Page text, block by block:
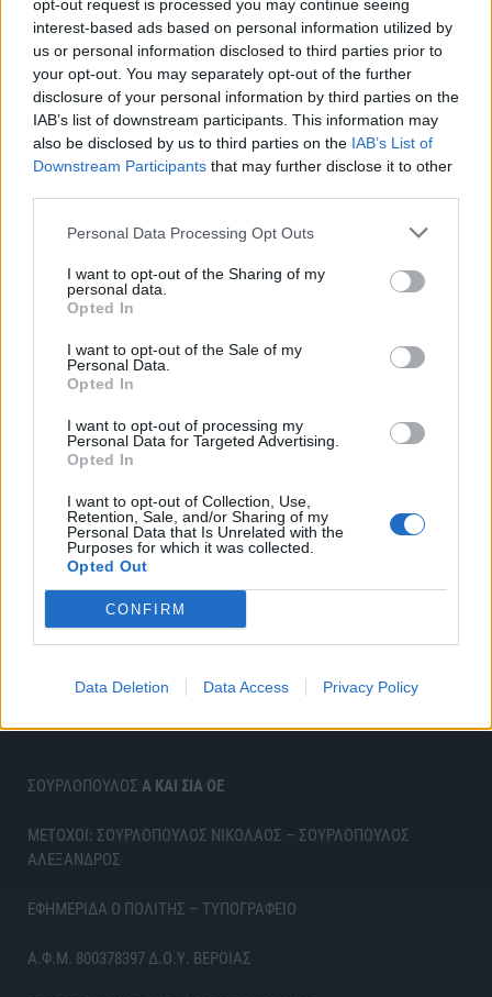
opt-out request is processed you may continue seeing
interest-based ads based on personal information utilized by
us or personal information disclosed to third parties prior to
your opt-out. You may separately opt-out of the further
disclosure of your personal information by third parties on the
IAB’s list of downstream participants. This information may
also be disclosed by us to third parties on the IAB’s List of
Downstream Participants that may further disclose it to other
Personal Data Processing Opt Outs
I want to opt-out of the Sharing of my
personal data.
Opted In
I want to opt-out of the Sale of my
Personal Data.
Opted In
I want to opt-out of processing my
Personal Data for Targeted Advertising.
Opted In
I want to opt-out of Collection, Use,
Retention, Sale, and/or Sharing of my
Personal Data that Is Unrelated with the
Purposes for which it was collected.
Opted Out
CONFIRM
Data Deletion Data Access Privacy Policy
ΣΟΥΡΛΟΠΟΥΛΟΣ Α ΚΑΙ ΣΙΑ ΟΕ
ΜΕΤΟΧΟΙ: ΣΟΥΡΛΟΠΟΥΛΟΣ ΝΙΚΟΛΑΟΣ – ΣΟΥΡΛΟΠΟΥΛΟΣ
ΑΛΕΞΑΝΔΡΟΣ
ΕΦΗΜΕΡΙΔΑ Ο ΠΟΛΙΤΗΣ – ΤΥΠΟΓΡΑΦΕΙΟ
Α.Φ.Μ. 800378397 Δ.Ο.Υ. ΒΕΡΟΙΑΣ